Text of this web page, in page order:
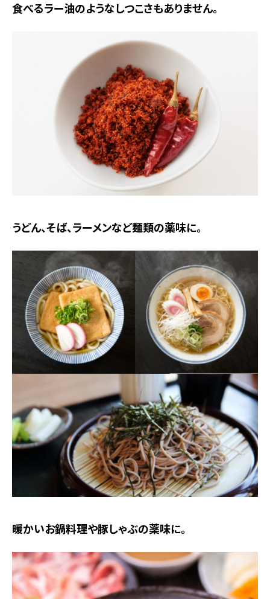
食べるラー油のようなしつこさもありません。
うどん、そば、ラーメンなど麺類の薬味に。
暖かいお鍋料理や豚しゃぶの薬味に。